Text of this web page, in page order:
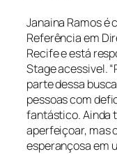
Janaina Ramos é
Referência em
Recife e está
Stage acessivel.
parte dessa
pessoas com
fantástico. Ainda
aperfeiçoar, mas
esperançosa em